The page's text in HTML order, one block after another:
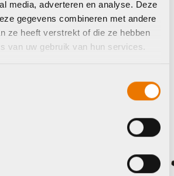
media, adverteren en analyse. Deze
gegevens combineren met andere
ze heeft verstrekt of die ze hebben
van uw gebruik van hun services.
compleet
Kmc